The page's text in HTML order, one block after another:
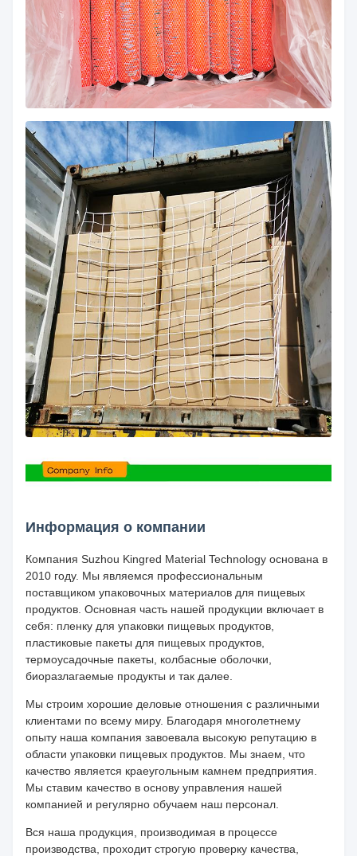
Информация о компании
Компания Suzhou Kingred Material Technology основана в
2010 году. Мы являемся профессиональным
поставщиком упаковочных материалов для пищевых
продуктов. Основная часть нашей продукции включает в
себя: пленку для упаковки пищевых продуктов,
пластиковые пакеты для пищевых продуктов,
термоусадочные пакеты, колбасные оболочки,
биоразлагаемые продукты и так далее.
Мы строим хорошие деловые отношения с различными
клиентами по всему миру. Благодаря многолетнему
опыту наша компания завоевала высокую репутацию в
области упаковки пищевых продуктов. Мы знаем, что
качество является краеугольным камнем предприятия.
Мы ставим качество в основу управления нашей
компанией и регулярно обучаем наш персонал.
Вся наша продукция, производимая в процессе
производства, проходит строгую проверку качества,